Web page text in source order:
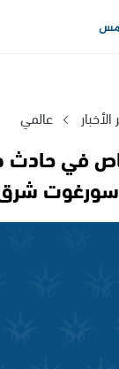
الأخبار عالمي
8 أشخاص في